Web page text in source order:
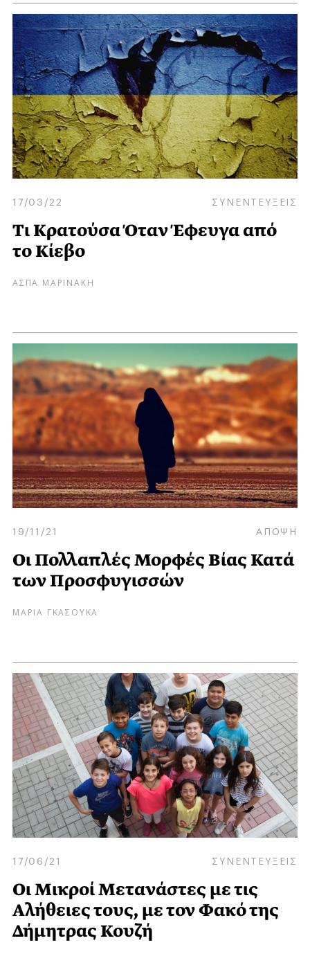
17/03/22 ΣΥΝΕΝΤΕΥΞΕΙΣ
Τι Κρατούσα Όταν Έφευγα από
το Κίεβο
ΑΣΠΑ ΜΑΡΙΝΑΚΗ
19/11/21 ΑΠΟΨΗ
Οι Πολλαπλές Μορφές Βίας Κατά
των Προσφυγισσών
ΜΑΡΙΑ ΓΚΑΣΟΥΚΑ
17/06/21 ΣΥΝΕΝΤΕΥΞΕΙΣ
Οι Μικροί Μετανάστες με τις
Αλήθειες τους, με τον Φακό της
Δήμητρας Κουζή